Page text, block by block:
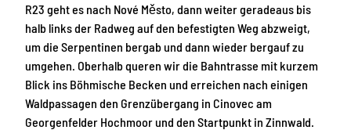
R23 geht es nach Nové Město, dann weiter geradeaus bis
halb links der Radweg auf den befestigten Weg abzweigt,
um die Serpentinen bergab und dann wieder bergauf zu
umgehen. Oberhalb queren wir die Bahntrasse mit kurzem
Blick ins Böhmische Becken und erreichen nach einigen
Waldpassagen den Grenzübergang in Cinovec am
Georgenfelder Hochmoor und den Startpunkt in Zinnwald.